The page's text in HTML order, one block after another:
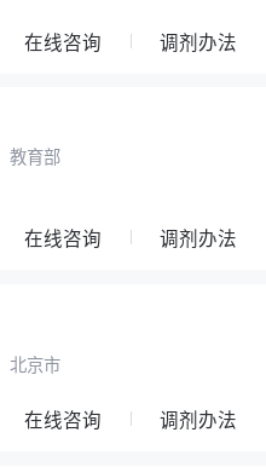
在线咨询 调剂办法
教育部
在线咨询 调剂办法
北京市
在线咨询 调剂办法